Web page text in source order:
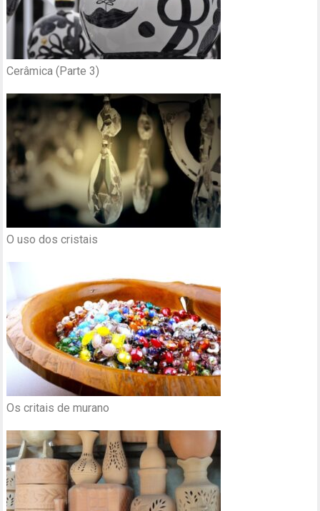
Cerâmica (Parte 3)
O uso dos cristais
Os critais de murano